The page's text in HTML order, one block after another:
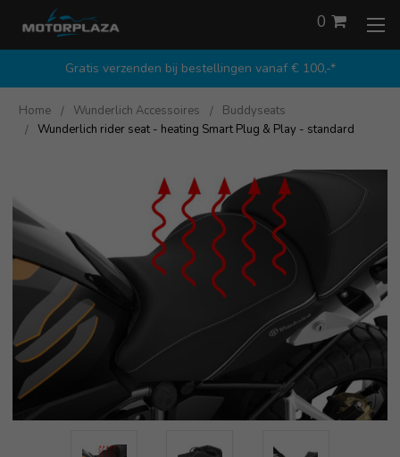
Gratis verzenden bij bestellingen vanaf € 100,-*
0
Home Wunderlich Accessoires
Buddyseats
Wunderlich rider seat - heating Smart Plug & Play - standard